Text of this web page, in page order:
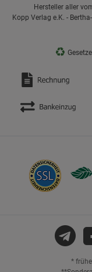
Hersteller aller
Kopp Verlag e.K. -
♻
*